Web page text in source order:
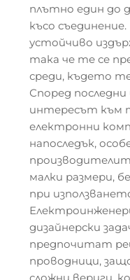
плътно един до
късо
устойчиво
така че те се
среди, където
Според
интересът към
електронни
напоследък,
малки размери,
при
дизайнерски
предпочитат
проводници,